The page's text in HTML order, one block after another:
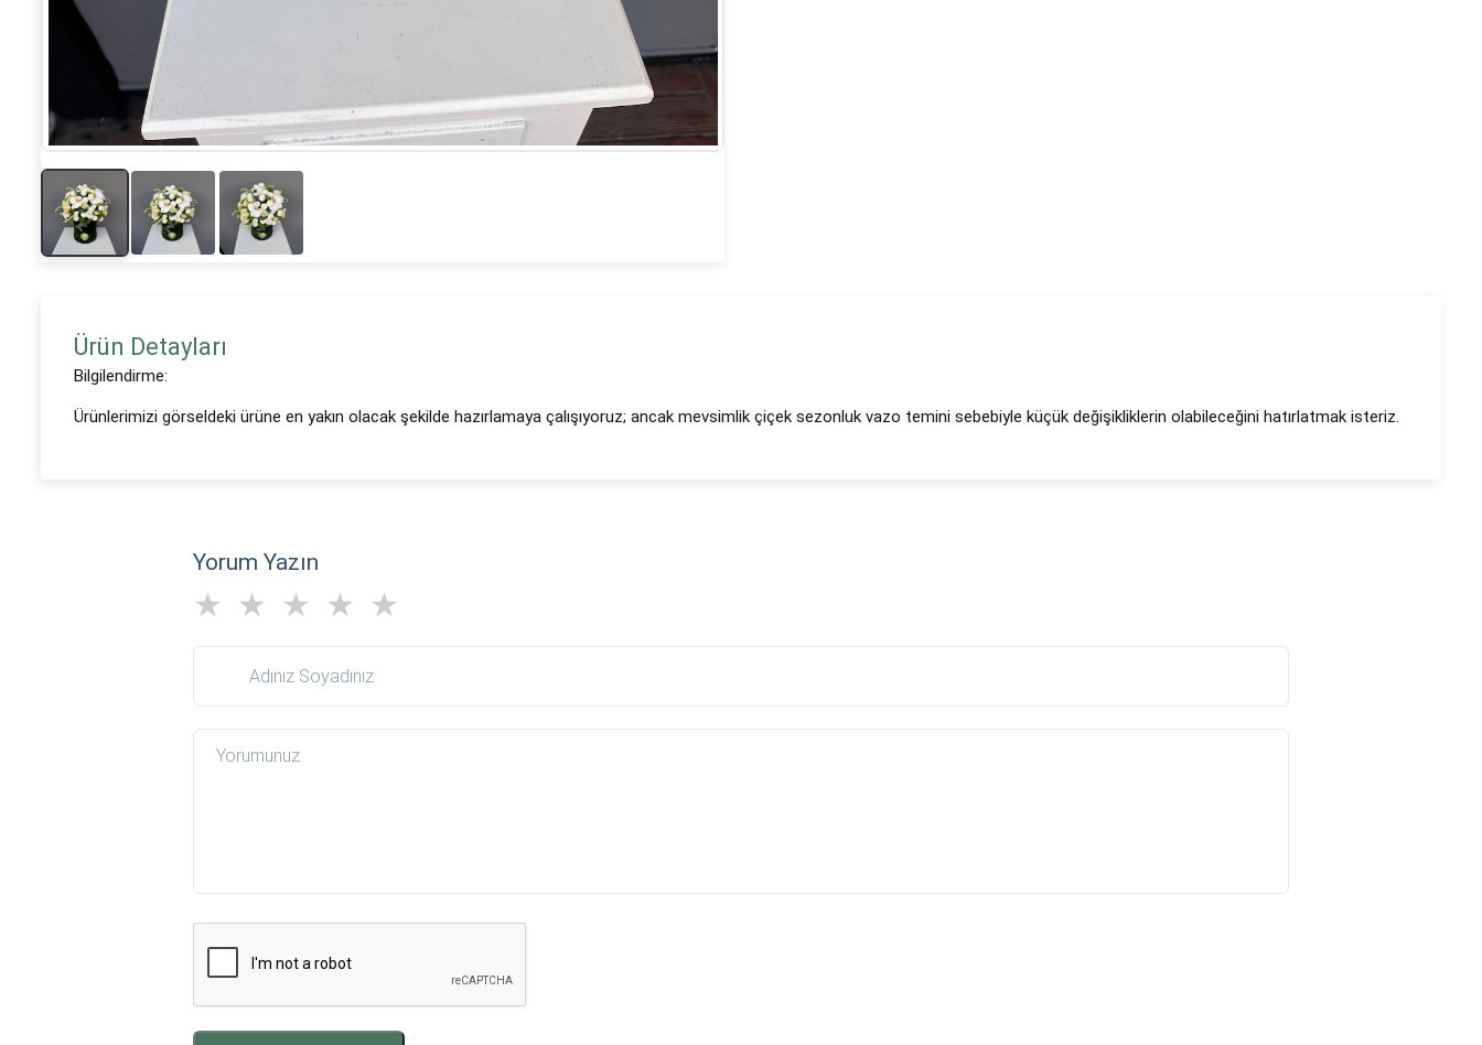
Ürün Detayları
Bilgilendirme:
Ürünlerimizi görseldeki ürüne en yakın olacak şekilde hazırlamaya çalışıyoruz; ancak mevsimlik çiçek sezonluk vazo temini sebebiyle küçük değişikliklerin olabileceğini hatırlatmak isteriz.
Yorum Yazın